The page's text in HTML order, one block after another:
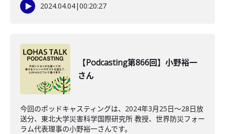
2024.04.04|00:20:27
【Podcasting第866回】小野裕一
さん
今回のポッドキャスティングは、2024年3月25日〜28日放
送分、東北大学災害科学国際研究所 教授、世界防災フォー
ラム代表理事の小野裕一さんです。